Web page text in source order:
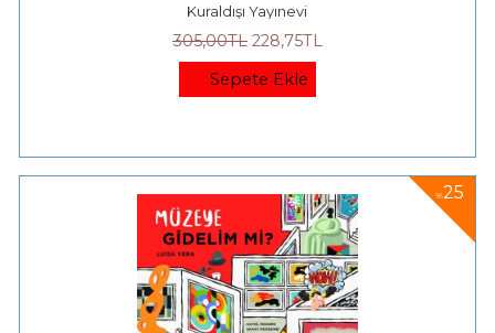
Kuraldışı Yayınevi
305,00TL 228,75TL
Sepete Ekle
%25